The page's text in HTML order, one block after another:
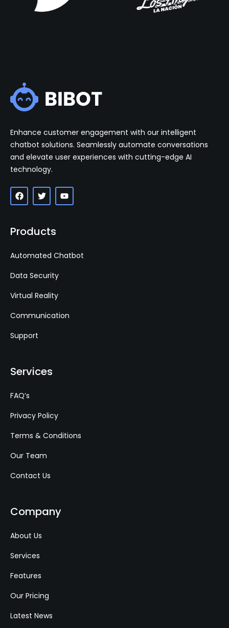
Enhance customer engagement with our intelligent
chatbot solutions. Seamlessly automate conversations
and elevate user experiences with cutting-edge AI
technology.
Products
Automated Chatbot
Data Security
Virtual Reality
Communication
Support
Services
FAQ’s
Privacy Policy
Terms & Conditions
Our Team
Contact Us
Company
About Us
Services
Features
Our Pricing
Latest News